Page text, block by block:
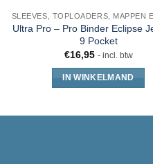
Ultra Pro – Pro Binder Eclipse
9 Pocket
€16,95 - incl. btw
IN WINKELMAND